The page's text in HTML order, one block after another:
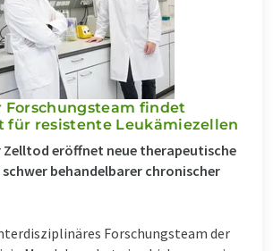
Forschungsteam findet
für resistente Leukämiezellen
Zelltod eröffnet neue therapeutische
schwer behandelbarer chronischer
Forschungsteam der